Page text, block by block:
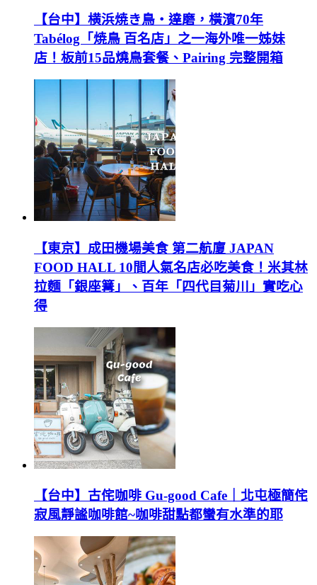
【台中】横浜焼き鳥‧達磨，橫濱70年
Tabélog「焼鳥 百名店」之一海外唯一姊妹
店！板前15品燒鳥套餐、Pairing 完整開箱
【東京】成田機場美食 第二航廈 JAPAN
FOOD HALL 10間人氣名店必吃美食！米其林
拉麵「銀座篝」、百年「四代目菊川」實吃心
得
【台中】古侘咖啡 Gu-good Cafe｜北屯極簡侘
寂風靜謐咖啡館~咖啡甜點都蠻有水準的耶